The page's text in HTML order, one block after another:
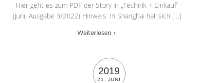
Hier geht es zum PDF der Story in „Technik + Einkauf“
(Juni, Ausgabe 3/2022) Hinweis: In Shanghai hat sich […]
Weiterlesen
2019
21. JUNI